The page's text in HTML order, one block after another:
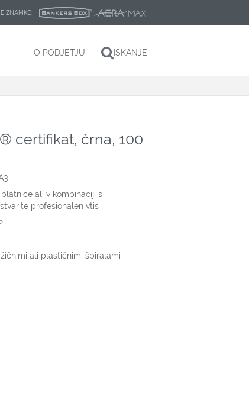
ZNAMKE:
ISKANJE
O PODJETJU
certifikat, črna, 100
ali v kombinaciji s
profesionalen vtis
ali plastičnimi špiralami